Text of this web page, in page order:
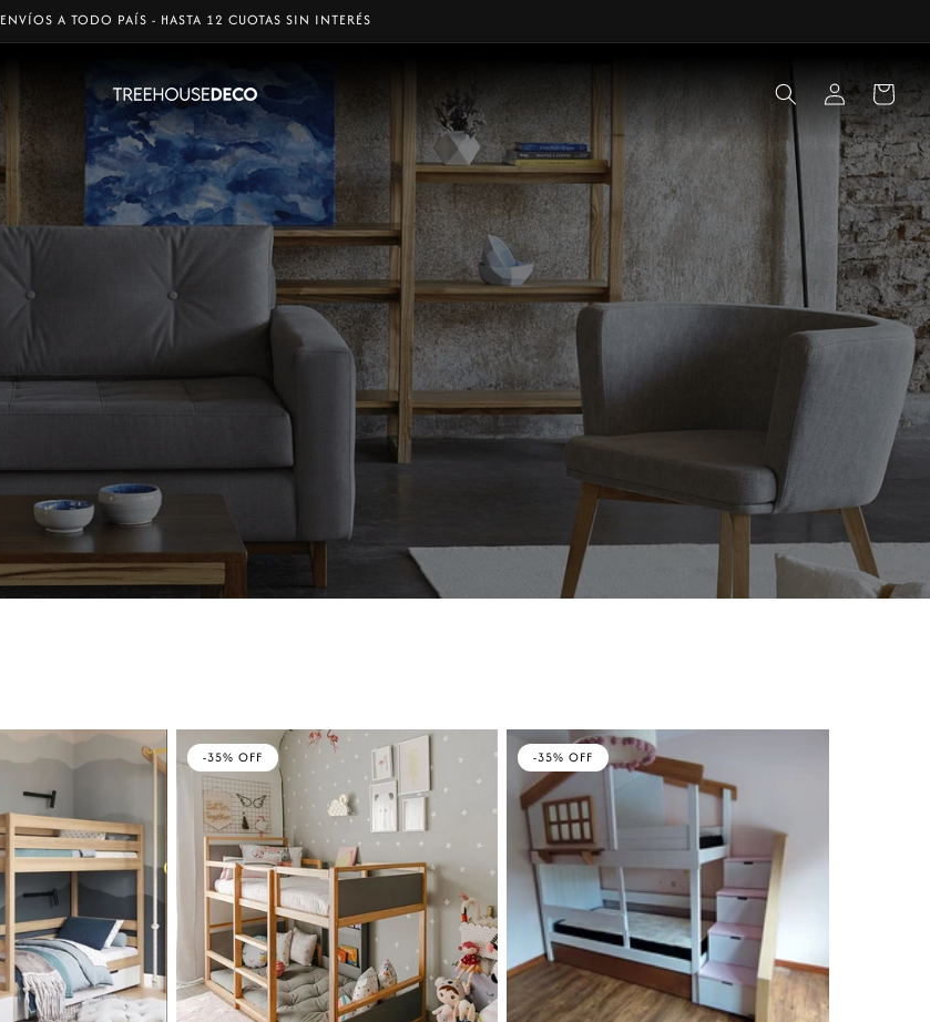
ENVÍOS A TODO PAÍS - HASTA 12 CUOTAS SIN INTERÉS
Iniciar
sesión
Carrito
-35% OFF -35% OFF